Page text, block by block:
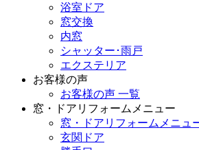
浴室ドア
窓交換
内窓
シャッター･雨戸
エクステリア
お客様の声
お客様の声 一覧
窓・ドアリフォームメニュー
窓・ドアリフォームメニュ
玄関ドア